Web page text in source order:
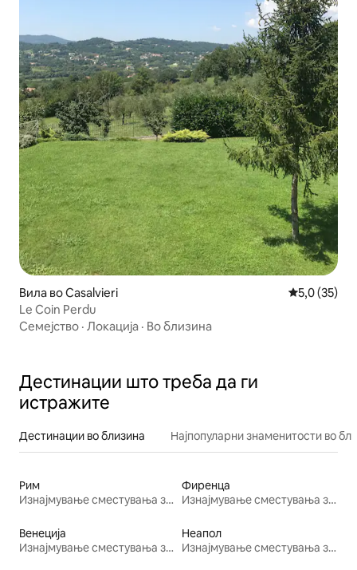
Вила во Casalvieri Просечна
5,0 (35)
Le Coin Perdu
Семејство · Локација · Во близина
Дестинации што треба да ги
истражите
Дестинации во близина Најпопуларни знаменитости во
Рим
Изнајмување сместувања за одмор
Фиренца
Изнајмување сместувања за одмор
Венеција
Изнајмување сместувања за одмор
Неапол
Изнајмување сместувања за одмор